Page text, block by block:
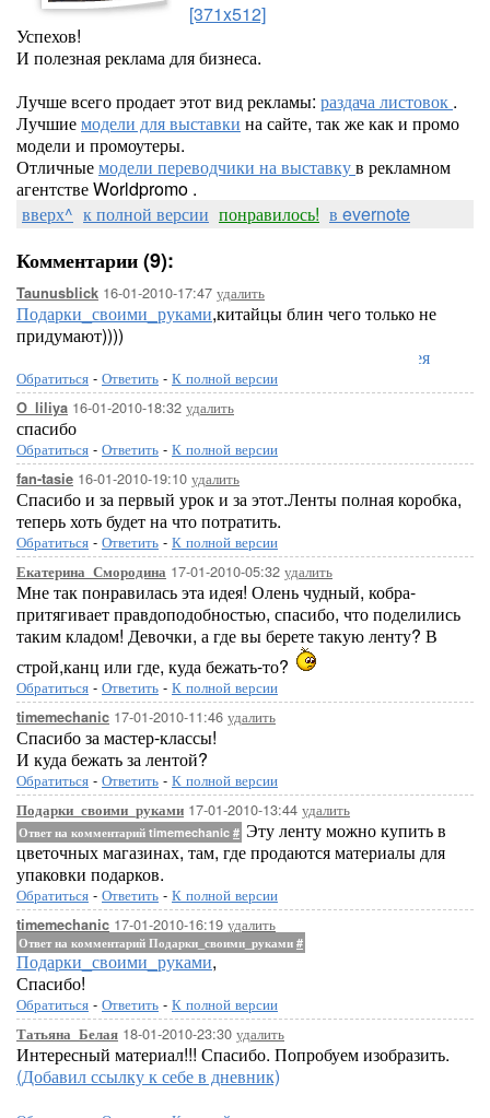
[371x512]
Успехов!
И полезная реклама для бизнеса.
Лучше всего продает этот вид рекламы: раздача листовок .
Лучшиемодели для выставки на сайте, так же как и промо
модели и промоутеры.
Отличныемодели переводчики на выставкув рекламном
агентстве Worldpromo .
вверх^ к полной версии понравилось! в evernote
Комментарии (9):
Taunusblick 16-01-2010-17:47 удалить
Подарки_своими_руками,китайцы блин чего только не
придумают))))
Лорелея
Обратиться - Ответить - К полной версии
O_liliya 16-01-2010-18:32 удалить
спасибо
Обратиться - Ответить - К полной версии
fan-tasie 16-01-2010-19:10 удалить
Спасибо и за первый урок и за этот.Ленты полная коробка,
теперь хоть будет на что потратить.
Обратиться - Ответить - К полной версии
Екатерина_Смородина 17-01-2010-05:32 удалить
Мне так понравилась эта идея! Олень чудный, кобра-
притягивает правдоподобностью, спасибо, что поделились
таким кладом! Девочки, а где вы берете такую ленту? В
строй,канц или где, куда бежать-то?
Обратиться - Ответить - К полной версии
timemechanic 17-01-2010-11:46 удалить
Спасибо за мастер-классы!
И куда бежать за лентой?
Обратиться - Ответить - К полной версии
Подарки_своими_руками 17-01-2010-13:44 удалить
Ответ на комментарий timemechanic # Эту ленту можно купить в
цветочных магазинах, там, где продаются материалы для
упаковки подарков.
Обратиться - Ответить - К полной версии
timemechanic 17-01-2010-16:19 удалить
Ответ на комментарий Подарки_своими_руками #
Подарки_своими_руками,
Спасибо!
Обратиться - Ответить - К полной версии
Татьяна_Белая 18-01-2010-23:30 удалить
Интересный материал!!! Спасибо. Попробуем изобразить.
(Добавил ссылку к себе в дневник)